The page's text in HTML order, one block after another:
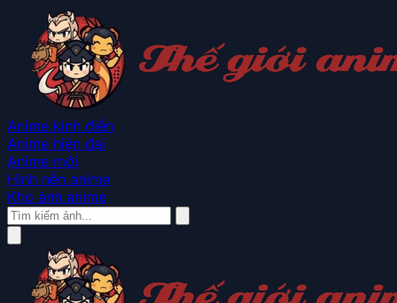
Anime kinh điển
Anime hiện đại
Anime mới
Hình nền anime
Kho ảnh anime